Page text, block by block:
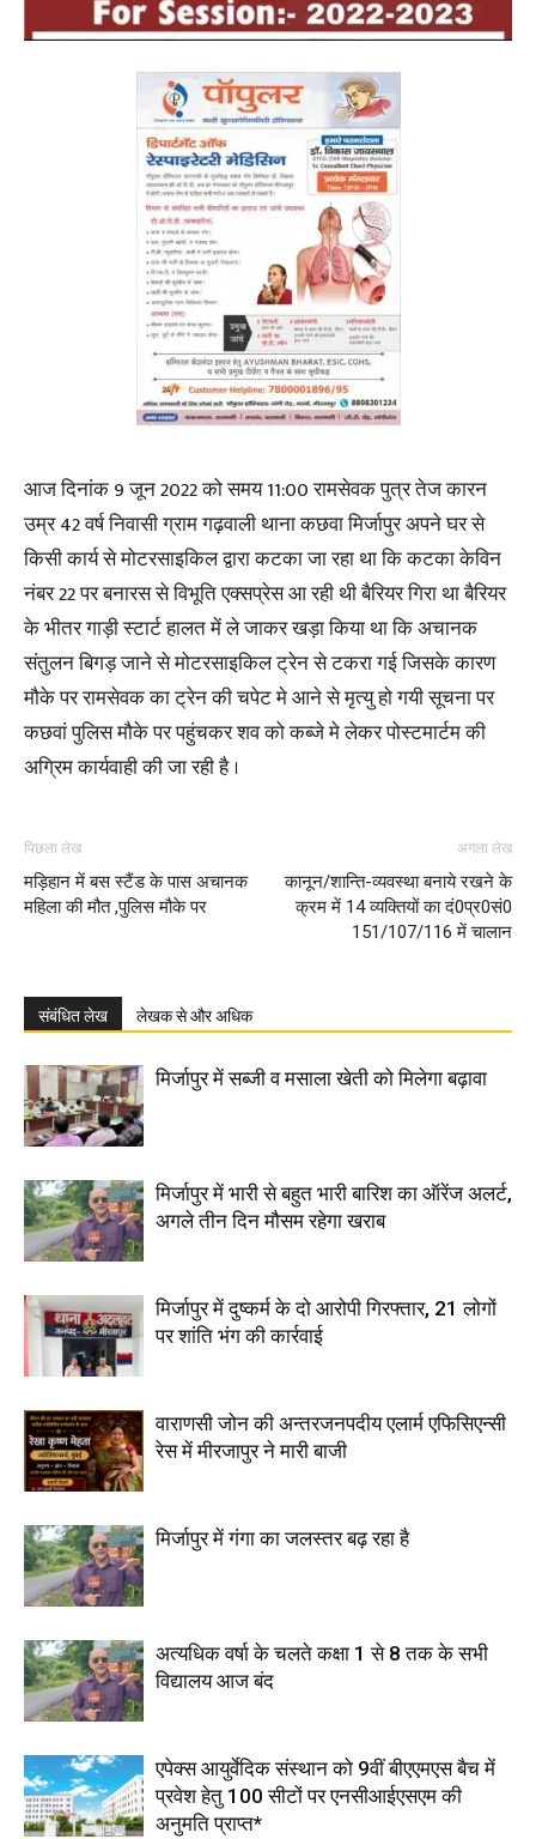
आज दिनांक 9 जून 2022 को समय 11:00 रामसेवक पुत्र तेज कारन
उम्र 42 वर्ष निवासी ग्राम गढ़वाली थाना कछवा मिर्जापुर अपने घर से
किसी कार्य से मोटरसाइकिल द्वारा कटका जा रहा था कि कटका केविन
नंबर 22 पर बनारस से विभूति एक्सप्रेस आ रही थी बैरियर गिरा था बैरियर
के भीतर गाड़ी स्टार्ट हालत में ले जाकर खड़ा किया था कि अचानक
संतुलन बिगड़ जाने से मोटरसाइकिल ट्रेन से टकरा गई जिसके कारण
मौके पर रामसेवक का ट्रेन की चपेट मे आने से मृत्यु हो गयी सूचना पर
कछवां पुलिस मौके पर पहुंचकर शव को कब्जे मे लेकर पोस्टमार्टम की
अग्रिम कार्यवाही की जा रही है ।
पिछला लेख
मड़िहान में बस स्टैंड के पास अचानक
महिला की मौत ,पुलिस मौके पर
अगला लेख
कानून/शान्ति-व्यवस्था बनाये रखने के
क्रम में 14 व्यक्तियों का दं0प्र0सं0
151/107/116 में चालान
संबंधित लेख लेखक से और अधिक
मिर्जापुर में सब्जी व मसाला खेती को मिलेगा बढ़ावा
मिर्जापुर में भारी से बहुत भारी बारिश का ऑरेंज अलर्ट,
अगले तीन दिन मौसम रहेगा खराब
मिर्जापुर में दुष्कर्म के दो आरोपी गिरफ्तार, 21 लोगों
पर शांति भंग की कार्रवाई
वाराणसी जोन की अन्तरजनपदीय एलार्म एफिसिएन्सी
रेस में मीरजापुर ने मारी बाजी
मिर्जापुर में गंगा का जलस्तर बढ़ रहा है
अत्यधिक वर्षा के चलते कक्षा 1 से 8 तक के सभी
विद्यालय आज बंद
एपेक्स आयुर्वेदिक संस्थान को 9वीं बीएएमएस बैच में
प्रवेश हेतु 100 सीटों पर एनसीआईएसएम की
अनुमति प्राप्त*